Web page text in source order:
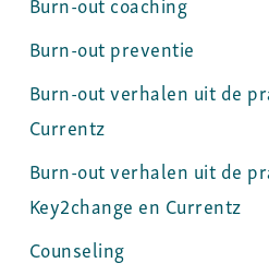
Burn-out preventie
Burn-out verhalen uit de
Currentz
Burn-out verhalen uit de
Key2change en Currentz
Counseling